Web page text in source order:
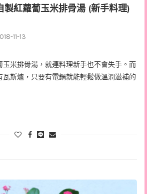
製紅蘿蔔玉米排骨湯 (新手料理)
11-13
玉米排骨湯，就連料理新手也不會失手。而
瓦斯爐，只要有電鍋就能輕鬆做溫潤滋補的